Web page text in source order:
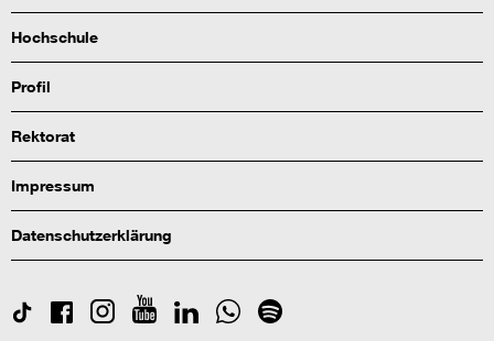
Hochschule
Profil
Rektorat
Impressum
Datenschutzerklärung